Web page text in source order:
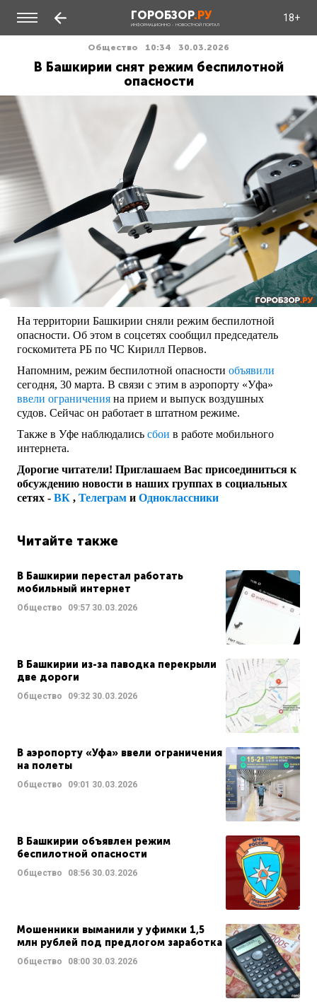
ГОРОБЗОР.РУ
ИНФОРМАЦИОННО - НОВОСТНОЙ ПОРТАЛ
18+
Общество 10:34 30.03.2026
В Башкирии снят режим беспилотной
опасности
На территории Башкирии сняли режим беспилотной
опасности. Об этом в соцсетях сообщил председатель
госкомитета РБ по ЧС Кирилл Первов.
Напомним, режим беспилотной опасности объявили
сегодня, 30 марта. В связи с этим в аэропорту «Уфа»
ввели ограничения на прием и выпуск воздушных
судов. Сейчас он работает в штатном режиме.
Также в Уфе наблюдались сбои в работе мобильного
интернета.
Дорогие читатели! Приглашаем Вас присоединиться к
обсуждению новости в наших группах в социальных
сетях - ВК , Телеграм и Одноклассники
Читайте также
В Башкирии перестал работать
мобильный интернет
Общество 09:57 30.03.2026
В Башкирии из-за паводка перекрыли
две дороги
Общество 09:32 30.03.2026
В аэропорту «Уфа» ввели ограничения
на полеты
Общество 09:01 30.03.2026
В Башкирии объявлен режим
беспилотной опасности
Общество 08:56 30.03.2026
Мошенники выманили у уфимки 1,5
млн рублей под предлогом заработка
Общество 08:00 30.03.2026